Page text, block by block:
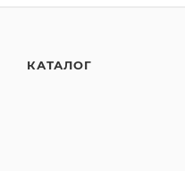
КАТАЛОГ